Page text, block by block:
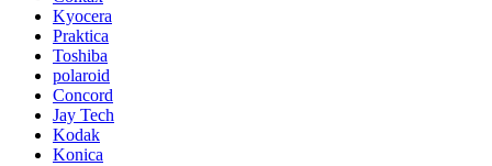
Kyocera
Praktica
Toshiba
polaroid
Concord
Jay Tech
Kodak
Konica